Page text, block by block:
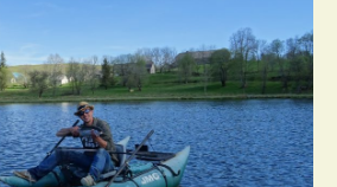
règlement
2018